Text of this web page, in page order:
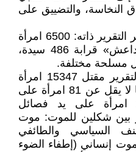
النخاسة، والتضييق على
ـ الاعتقال، حيث بلغ وفق تقدير التقرير ذاته: 6500 امرأة
لدى الحكومة، بينما احتجز «داعش» قرابة 486 سيدة،
ـ أما أعداد القتلى فقد وثّق التقرير مقتل 15347 امرأة
على يد القوات الحكومية، وما لا يقل عن 81 امرأة على
يد تنظيم «داعش»، و255 امرأة على يد فصائل
بين شكلين للموت: موت
السياسي والطائفي
إنساني (إطفاء الضوء